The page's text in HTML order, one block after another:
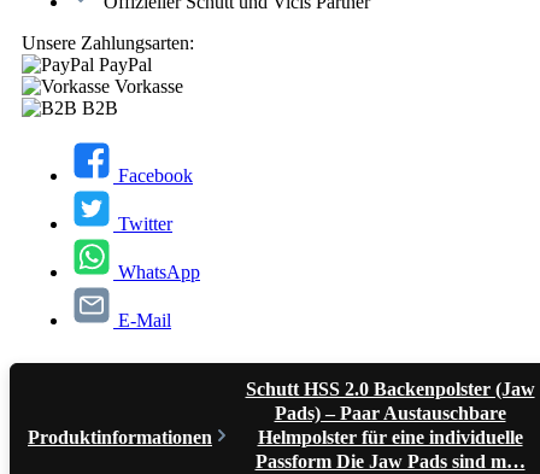
Unsere Zahlungsarten:
PayPal
Vorkasse
B2B
Facebook
Twitter
WhatsApp
E-Mail
Produktinformationen
Schutt HSS 2.0 Backenpolster (Jaw
Pads) – Paar Austauschbare
Helmpolster für eine individuelle
Passform Die Jaw Pads sind m…